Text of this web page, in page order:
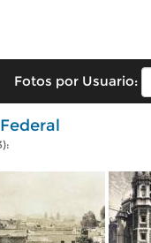
Fotos por Usuario: